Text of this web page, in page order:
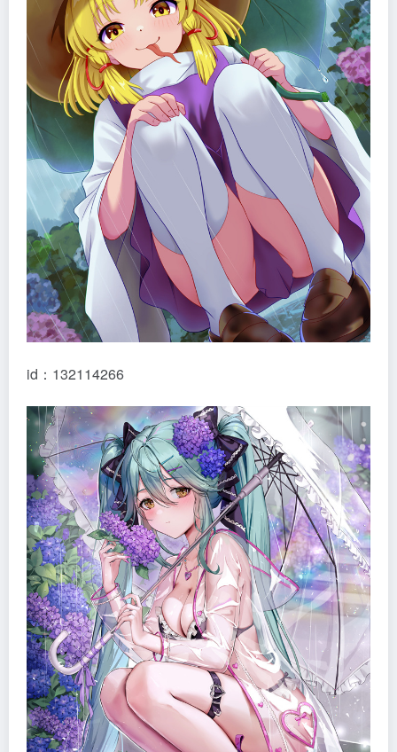
id：132114266